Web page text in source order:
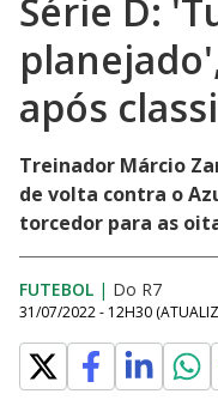
Série D:
após
Treinador Márcio
de volta contra o
torcedor para as
FUTEBOL | Do R7
31/07/2022 - 12H30